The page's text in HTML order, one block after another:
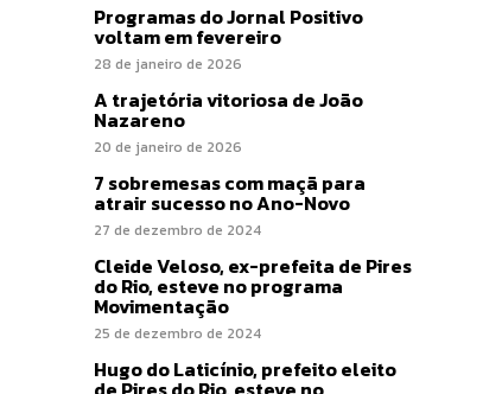
Programas do Jornal Positivo
voltam em fevereiro
28 de janeiro de 2026
A trajetória vitoriosa de João
Nazareno
20 de janeiro de 2026
7 sobremesas com maçã para
atrair sucesso no Ano-Novo
27 de dezembro de 2024
Cleide Veloso, ex-prefeita de Pires
do Rio, esteve no programa
Movimentação
25 de dezembro de 2024
Hugo do Laticínio, prefeito eleito